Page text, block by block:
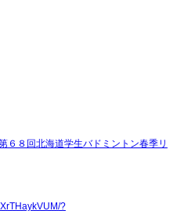
６８回北海道学生バドミントン春季リ
?